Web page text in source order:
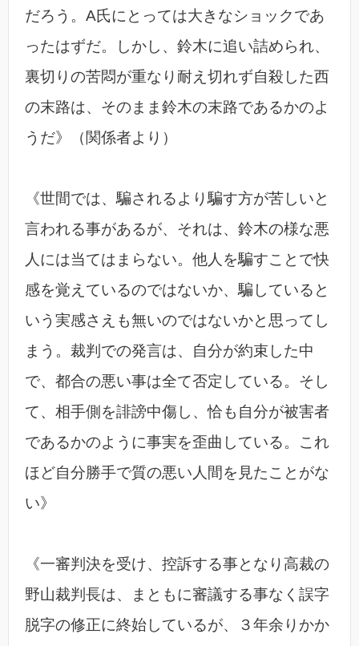
だろう。A氏にとっては大きなショックであ
ったはずだ。しかし、鈴木に追い詰められ、
裏切りの苦悶が重なり耐え切れず自殺した西
の末路は、そのまま鈴木の末路であるかのよ
うだ》（関係者より）
《世間では、騙されるより騙す方が苦しいと
言われる事があるが、それは、鈴木の様な悪
人には当てはまらない。他人を騙すことで快
感を覚えているのではないか、騙していると
いう実感さえも無いのではないかと思ってし
まう。裁判での発言は、自分が約束した中
で、都合の悪い事は全て否定している。そし
て、相手側を誹謗中傷し、恰も自分が被害者
であるかのように事実を歪曲している。これ
ほど自分勝手で質の悪い人間を見たことがな
い》
《一審判決を受け、控訴する事となり高裁の
野山裁判長は、まともに審議する事なく誤字
脱字の修正に終始しているが、３年余りかか